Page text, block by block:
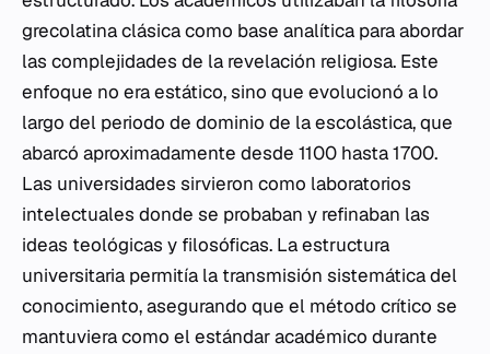
grecolatina clásica como base analítica para abordar
las complejidades de la revelación religiosa. Este
enfoque no era estático, sino que evolucionó a lo
largo del periodo de dominio de la escolástica, que
abarcó aproximadamente desde 1100 hasta 1700.
Las universidades sirvieron como laboratorios
intelectuales donde se probaban y refinaban las
ideas teológicas y filosóficas. La estructura
universitaria permitía la transmisión sistemática del
conocimiento, asegurando que el método crítico se
mantuviera como el estándar académico durante